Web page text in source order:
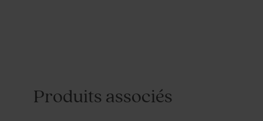
Produits associés